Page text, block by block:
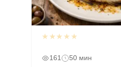
★★★★★
161 50 мин